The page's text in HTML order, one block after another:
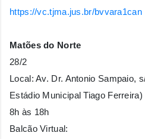
https://vc.tjma.jus.br/bvvara1can
Matões do Norte
28/2
Local: Av. Dr. Antonio Sampaio,
Estádio Municipal Tiago Ferreira)
8h às 18h
Balcão Virtual: